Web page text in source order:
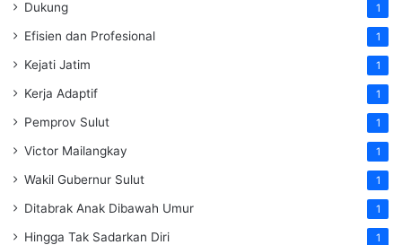
Dukung 1
Efisien dan Profesional 1
Kejati Jatim 1
Kerja Adaptif 1
Pemprov Sulut 1
Victor Mailangkay 1
Wakil Gubernur Sulut 1
Ditabrak Anak Dibawah Umur 1
Hingga Tak Sadarkan Diri 1